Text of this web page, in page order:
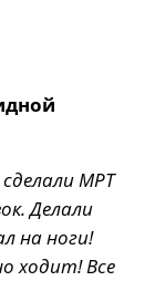
МРТ
Делали
на ноги!
ходит! Все